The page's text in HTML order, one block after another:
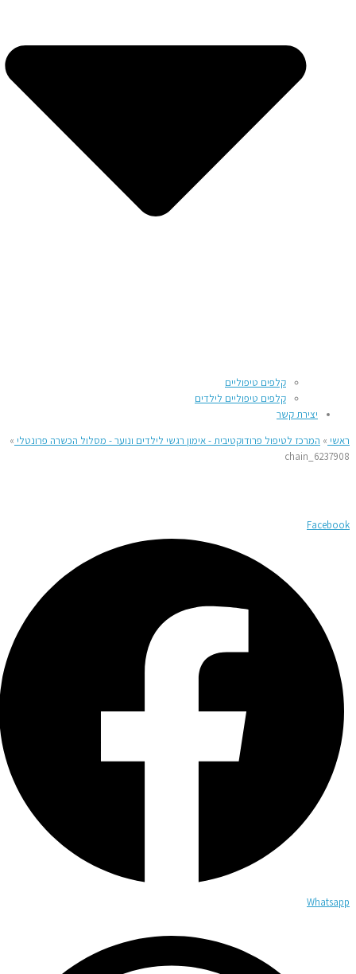
קלפים טיפוליים
קלפים טיפוליים לילדים
יצירת קשר
ראשי» המרכז לטיפול פרודוקטיבית - אימון רגשי לילדים ונוער - מסלול הכשרה פרונטלי»
chain_6237908
Facebook
Whatsapp